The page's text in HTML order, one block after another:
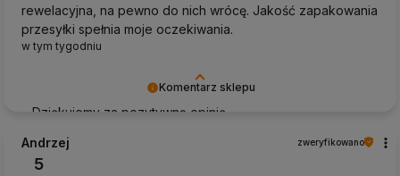
Komentarz sklepu
Dziękujemy za pozytywną opinię
rewelacyjna, na pewno do nich wrócę. Jakość zapakowania
przesyłki spełnia moje oczekiwania.
w tym tygodniu
Andrzej zweryfikowano
5